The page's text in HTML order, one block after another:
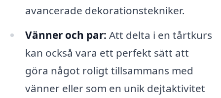
avancerade dekorationstekniker.
Vänner och par: Att delta i en tårtkurs
kan också vara ett perfekt sätt att
göra något roligt tillsammans med
vänner eller som en unik dejtaktivitet